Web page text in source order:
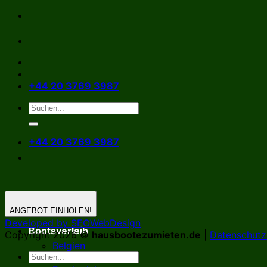
Zum
springen
+44 20 3769 3987
+44 20 3769 3987
Bootsverleih
Belgien
Deutschland
ANGEBOT EINHOLEN!
Developed by SEOWebDesign
Copyright 2026 © hausbootezumieten.de